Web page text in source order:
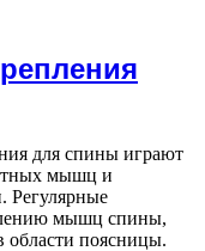
для спины играют
мышц и
Регулярные
мышц спины,
области поясницы.